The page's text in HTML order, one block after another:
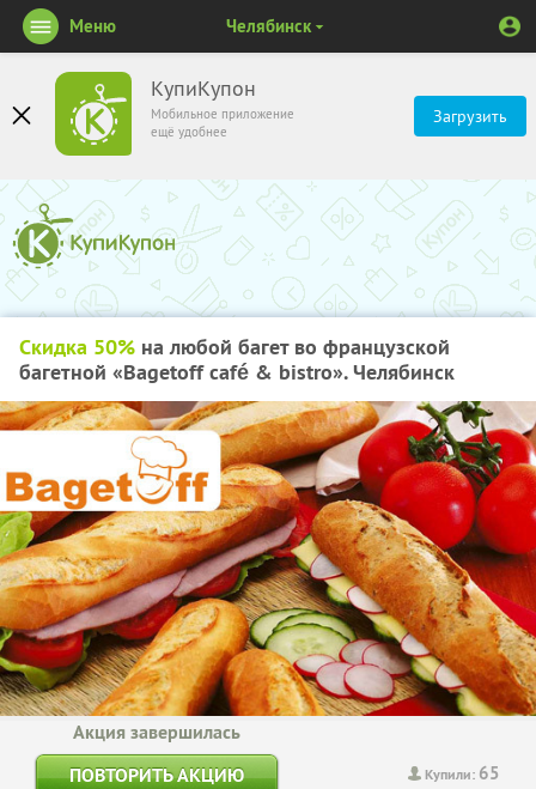
КупиКупон
Мобильное приложение
ещё удобнее
Загрузить
Меню Челябинск
Скидка 50% на любой багет во французской
багетной «Bagetoff café & bistro». Челябинск
Купили: 65
Акция завершилась
ПОВТОРИТЬ АКЦИЮ